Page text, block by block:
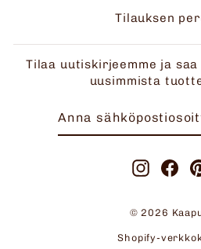
Tilauksen
Tilaa uutiskirjeemme ja
uusimmista
SÄHKÖPOSTIOSOITTEESI
© 2026
Shopify-